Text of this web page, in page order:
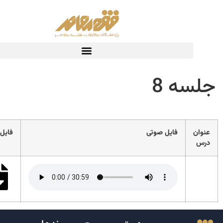
8
فایل صوتی فایل متنی